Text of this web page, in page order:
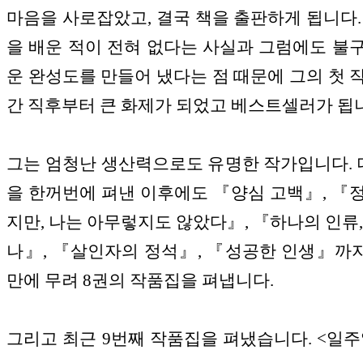
마음을 사로잡았고, 결국 책을 출판하게 됩니다
을 배운 적이 전혀 없다는 사실과 그럼에도 불
운 완성도를 만들어 냈다는 점 때문에 그의 첫
간 직후부터 큰 화제가 되었고 베스트셀러가 됩
그는 엄청난 생산력으로도 유명한 작가입니다.
을 한꺼번에 펴낸 이후에도 『양심 고백』, 『
지만, 나는 아무렇지도 않았다』, 『하나의 인
나』, 『살인자의 정석』, 『성공한 인생』까
만에 무려 8권의 작품집을 펴냅니다.
그리고 최근 9번째 작품집을 펴냈습니다. <일